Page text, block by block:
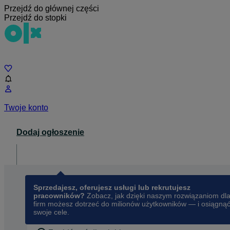
Przejdź do głównej części
Przejdź do stopki
Twoje konto
Dodaj ogłoszenie
Sprzedajesz, oferujesz usługi lub rekrutujesz
pracowników? Zobacz, jak dzięki naszym rozwiązaniom dla
firm możesz dotrzeć do milionów użytkowników — i osiągnąć
swoje cele.